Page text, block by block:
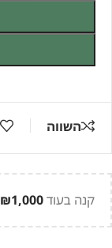
ג'באו
PF-
9Wהשווה
קנה בעוד ₪1,000